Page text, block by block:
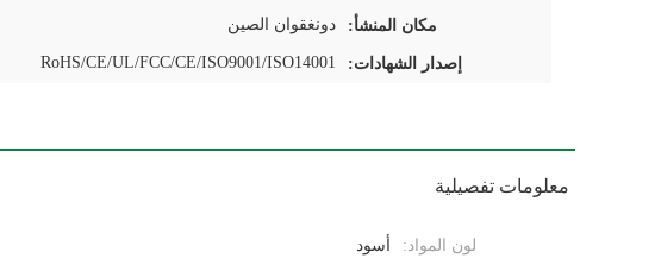
مكان المنشأ: دونغقوان الصين
إصدار الشهادات: RoHS/CE/UL/FCC/CE/ISO9001/ISO14001
معلومات تفصيلية
لون المواد: أسود